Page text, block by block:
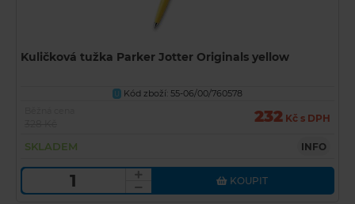
Kuličková tužka Parker Jotter Originals yellow
U
Kód zboží: 55-06/00/760578
232 Kč s DPH
SKLADEM INFO
KOUPIT